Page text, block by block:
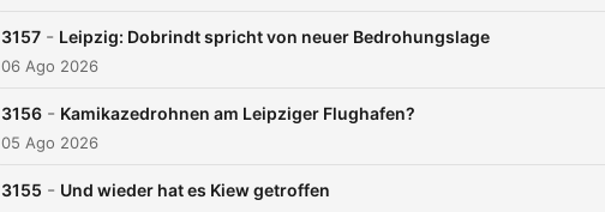
Feiertagen das Update am
3157 - Leipzig: Dobrindt spricht von neuer Bedrohungslage
06 Ago 2026
3156 - Kamikazedrohnen am Leipziger Flughafen?
05 Ago 2026
3155 - Und wieder hat es Kiew getroffen